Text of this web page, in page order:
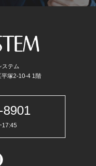
ステム
塚2-10-4 1階
8901